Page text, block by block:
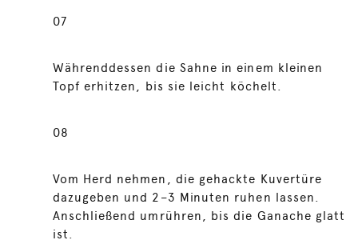
07
Währenddessen die Sahne in einem kleinen
Topf erhitzen, bis sie leicht köchelt.
08
Vom Herd nehmen, die gehackte Kuvertüre
dazugeben und 2–3 Minuten ruhen lassen.
Anschließend umrühren, bis die Ganache glatt
ist.